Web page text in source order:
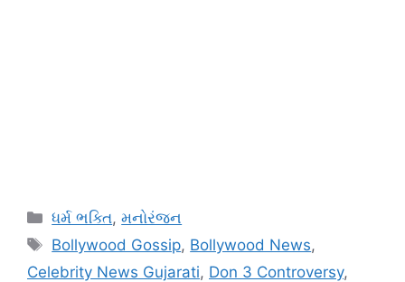
Categories
ધર્મ ભક્તિ,મનોરંજન
Tags
Bollywood Gossip, Bollywood News,
Celebrity News Gujarati, Don 3 Controversy,